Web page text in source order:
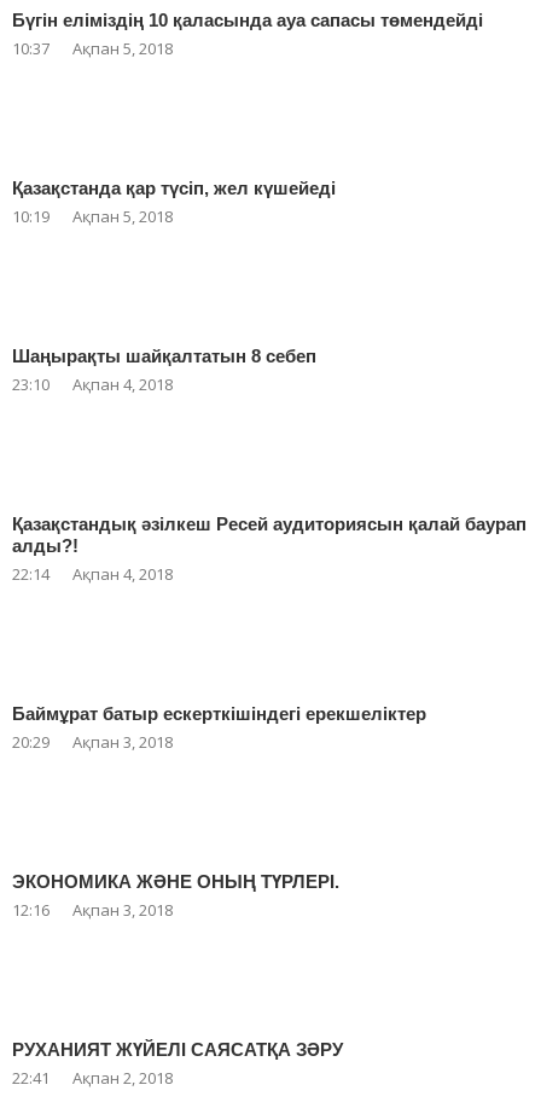
Бүгін еліміздің 10 қаласында ауа сапасы төмендейді
10:37 Ақпан 5, 2018
Қазақстанда қар түсіп, жел күшейеді
10:19 Ақпан 5, 2018
Шаңырақты шайқалтатын 8 себеп
23:10 Ақпан 4, 2018
Қазақстандық әзілкеш Ресей аудиториясын қалай баурап
алды?!
22:14 Ақпан 4, 2018
Баймұрат батыр ескерткішіндегі ерекшеліктер
20:29 Ақпан 3, 2018
ЭКОНОМИКА ЖӘНЕ ОНЫҢ ТҮРЛЕРІ.
12:16 Ақпан 3, 2018
РУХАНИЯТ ЖҮЙЕЛІ САЯСАТҚА ЗӘРУ
22:41 Ақпан 2, 2018